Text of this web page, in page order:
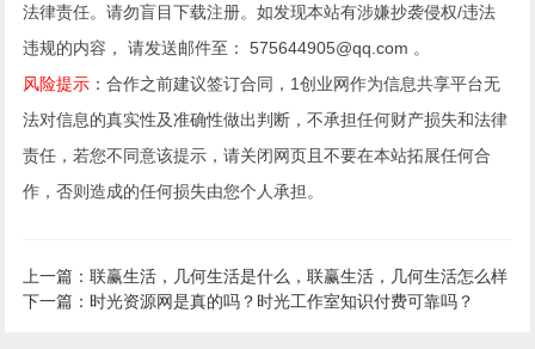
法律责任。请勿盲目下载注册。如发现本站有涉嫌抄袭侵权/违法
违规的内容， 请发送邮件至： 575644905@qq.com 。
风险提示 ：合作之前建议签订合同，1创业网作为信息共享平台无
法对信息的真实性及准确性做出判断，不承担任何财产损失和法律
责任，若您不同意该提示，请关闭网页且不要在本站拓展任何合
作，否则造成的任何损失由您个人承担。
上一篇：联赢生活，几何生活是什么，联赢生活，几何生活怎么样
下一篇：时光资源网是真的吗？时光工作室知识付费可靠吗？